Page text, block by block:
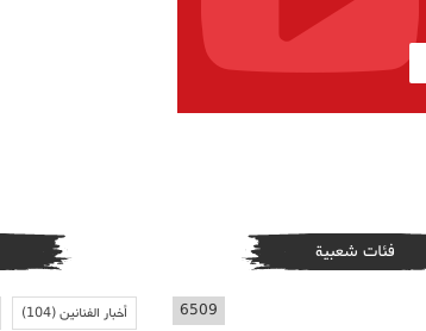
فئات شعبية
6509 أخبار الفنانين(104)